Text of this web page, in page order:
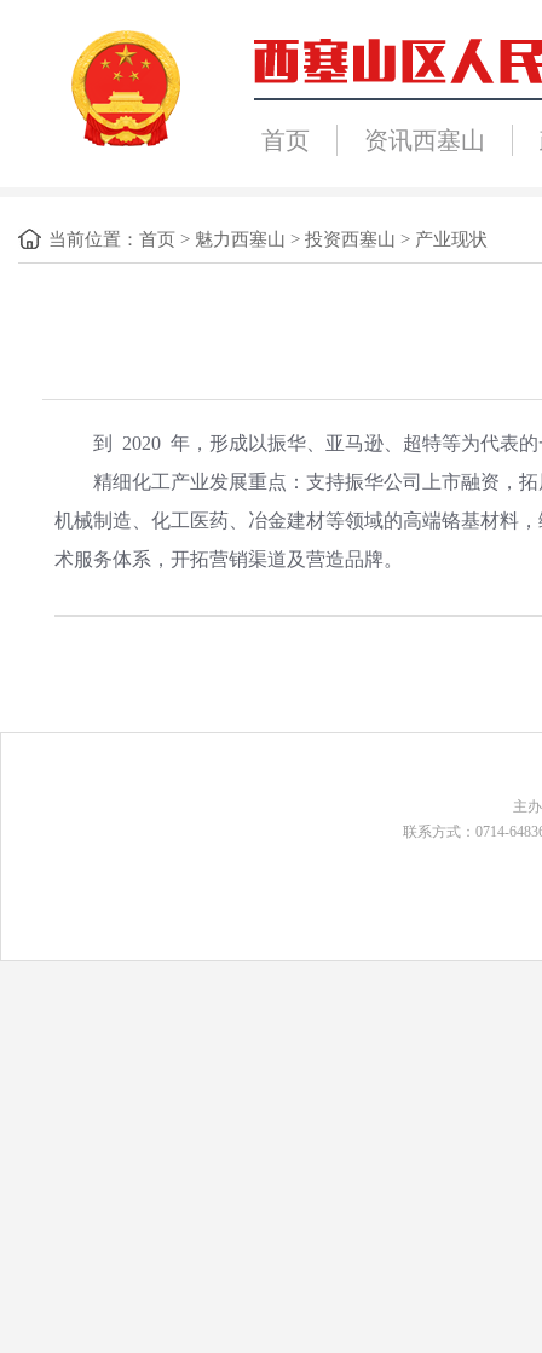
首页 资讯西塞山
当前位置： 首页 > 魅力西塞山 > 投资西塞山 > 产业现状
到 2020 年，形成以振华、亚马逊、超特等为代表的
精细化工产业发展重点：支持振华公司上市融资，拓
机械制造、化工医药、冶金建材等领域的高端铬基材料
术服务体系，开拓营销渠道及营造品牌。
主
联系方式：0714-